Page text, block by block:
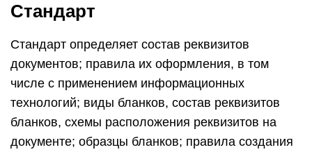
Стандарт
Стандарт определяет состав реквизитов
документов; правила их оформления, в том
числе с применением информационных
технологий; виды бланков, состав реквизитов
бланков, схемы расположения реквизитов на
документе; образцы бланков; правила создания